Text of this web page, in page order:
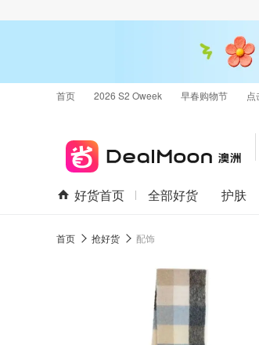
首页 2026 S2 Oweek 早春购物节
好货首页 全部好货 护肤
首页 抢好货 配饰